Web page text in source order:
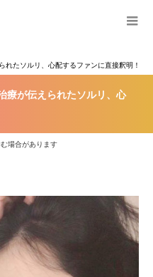
れたソルリ、心配するファンに直接釈明！
療が伝えられたソルリ、心
場合があります